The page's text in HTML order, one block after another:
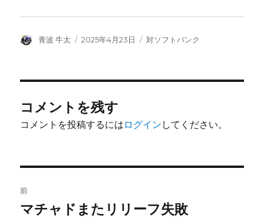
投
青波 牛太
投
2025年4月23日
カ
対ソフトバンク
コメントを残す
コメントを投稿するには ログイン してください。
稿
前
前
マチャドまたリリーフ失敗